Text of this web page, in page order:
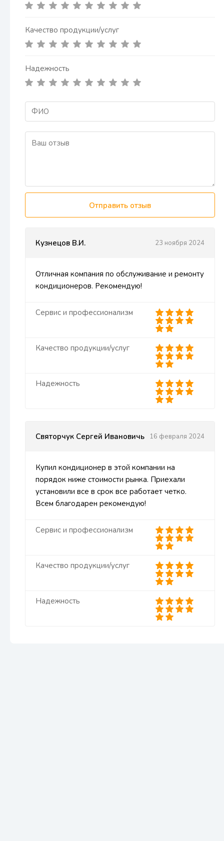
Качество продукции/услуг
Надежность
Отправить отзыв
Кузнецов В.И. 23 ноября 2024
Отличная компания по обслуживание и ремонту
кондиционеров. Рекомендую!
Сервис и профессионализм
Качество продукции/услуг
Надежность
Святорчук Сергей Ивановичь 16 февраля 2024
Купил кондиционер в этой компании на
порядок ниже стоимости рынка. Приехали
установили все в срок все работает четко.
Всем благодарен рекомендую!
Сервис и профессионализм
Качество продукции/услуг
Надежность